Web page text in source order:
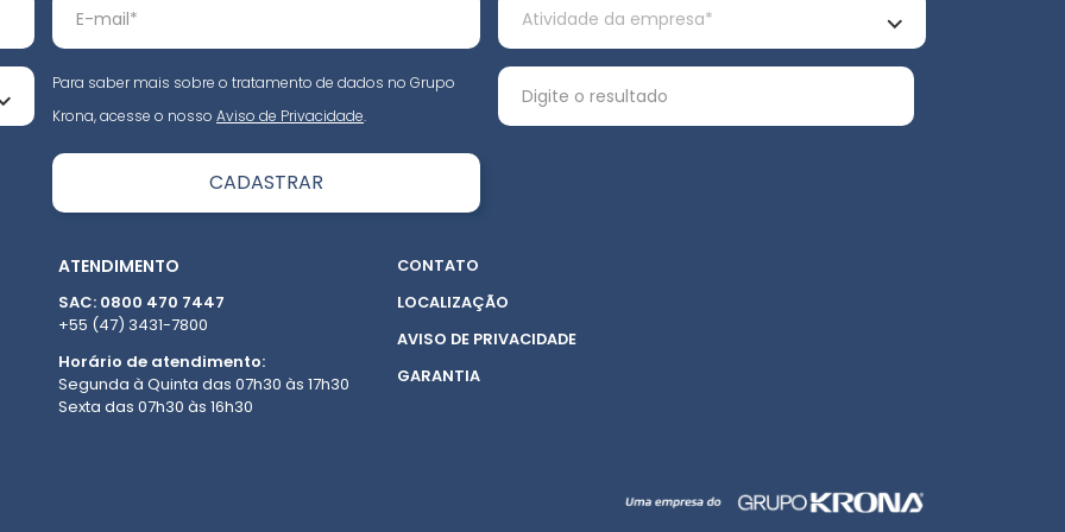
Para saber mais sobre o tratamento de dados no Grupo
Krona, acesse o nosso Aviso de Privacidade.
ATENDIMENTO
SAC: 0800 470 7447
+55 (47) 3431-7800
Horário de atendimento:
Segunda à Quinta das 07h30 às 17h30
Sexta das 07h30 às 16h30
CONTATO
LOCALIZAÇÃO
AVISO DE PRIVACIDADE
GARANTIA